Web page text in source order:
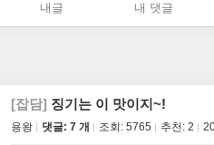
내글 내 댓글
[잡담] 징기는 이 맛이지~!
용왕 댓글: 7 개 조회: 5765 추천: 2